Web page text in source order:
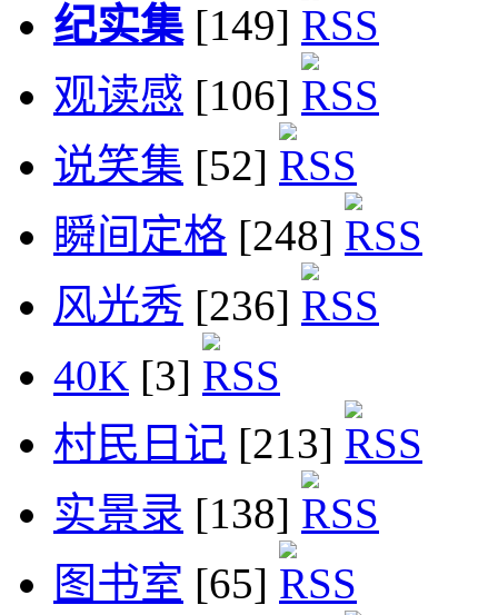
纪实集 [149]
观读感 [106]
说笑集 [52]
瞬间定格 [248]
风光秀 [236]
40K [3]
村民日记 [213]
实景录 [138]
图书室 [65]